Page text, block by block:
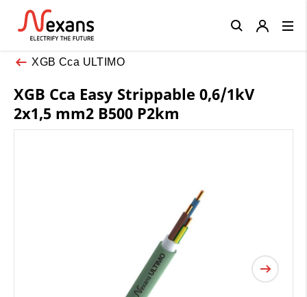
XGB Cca ULTIMO
XGB Cca Easy Strippable 0,6/1kV
2x1,5 mm2 B500 P2km
Close